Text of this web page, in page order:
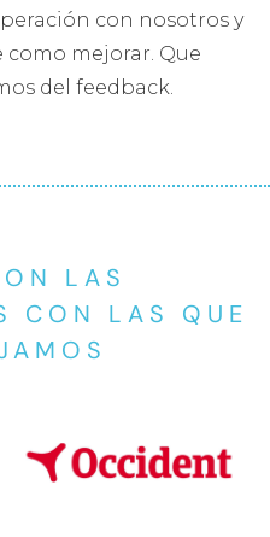
con nosotros y
mejorar. Que
del feedback.
LAS
CON LAS QUE